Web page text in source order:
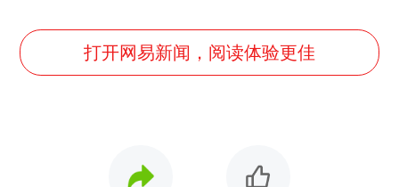
打开网易新闻，阅读体验更佳